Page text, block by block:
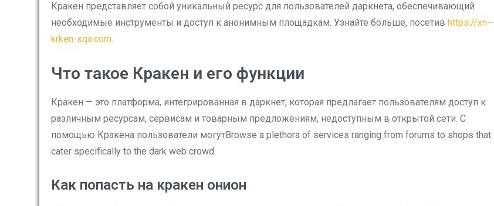
Кракен представляет собой уникальный ресурс для пользователей даркнета, обеспечивающий
необходимые инструменты и доступ к анонимным площадкам. Узнайте больше, посетив https://xn--
krken-sqa.com.
Что такое Кракен и его функции
Кракен — это платформа, интегрированная в даркнет, которая предлагает пользователям доступ к
различным ресурсам, сервисам и товарным предложениям, недоступным в открытой сети. С
помощью Кракена пользователи могутBrowse a plethora of services ranging from forums to shops that
cater specifically to the dark web crowd.
Как попасть на кракен онион